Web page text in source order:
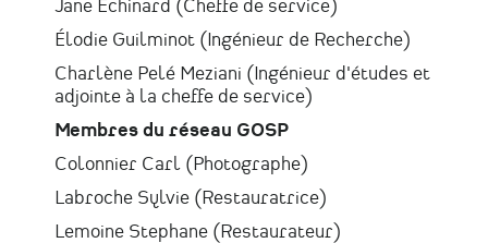
Jane Echinard (Cheffe de service)
Élodie Guilminot (Ingénieur de Recherche)
Charlène Pelé Meziani (Ingénieur d'études et
adjointe à la cheffe de service)
Membres du réseau GOSP
Colonnier Carl (Photographe)
Labroche Sylvie (Restauratrice)
Lemoine Stephane (Restaurateur)